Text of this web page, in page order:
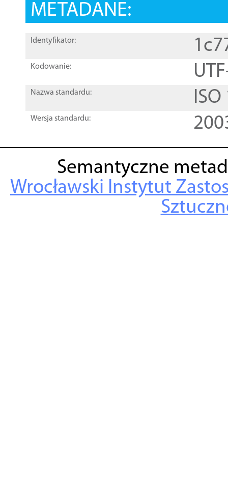
METADANE:
Identyfikator:
Kodowanie:
Nazwa standardu:
Wersja standardu:
Semantyczne
Wrocławski Instytut